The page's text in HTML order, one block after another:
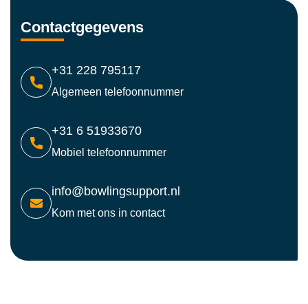
Contactgegevens
+31 228 795117
Algemeen telefoonnummer
+31 6 51933670
Mobiel telefoonnummer
info@bowlingsupport.nl
Kom met ons in contact